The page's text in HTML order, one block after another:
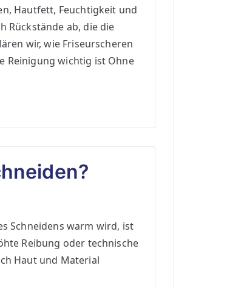
Hautfett, Feuchtigkeit und
Rückstände ab, die die
wir, wie Friseurscheren
Reinigung wichtig ist Ohne
Schneidens warm wird, ist
Reibung oder technische
Haut und Material